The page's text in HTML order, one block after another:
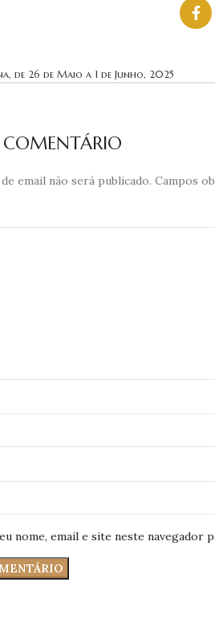
de 26 de Maio a 1 de Junho, 2025
email não será publicado. Campos
nome, email e site neste navegador